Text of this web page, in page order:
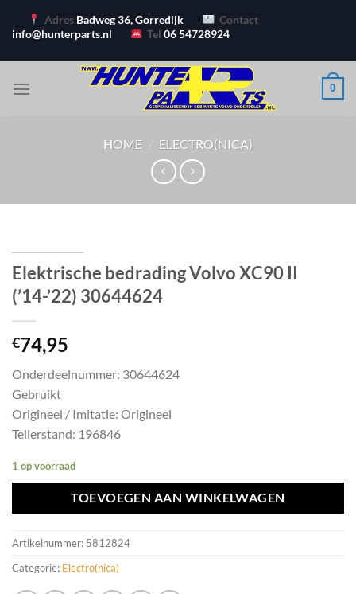
naar
Adres Badweg 36, Gorredijk
Contact
info@hunterparts.nl
Tel06 54728924
0
HOME / ELECTRO(NICA)
Elektrische bedrading Volvo XC90 II
(’14-’22) 30644624
€74,95
Onderdeelnummer: 30644624
Gebruikt
Origineel / Imitatie: Origineel
Tellerstand: 196846
1 op voorraad
TOEVOEGEN AAN WINKELWAGEN
Artikelnummer: 5812824
Categorie: Electro(nica)